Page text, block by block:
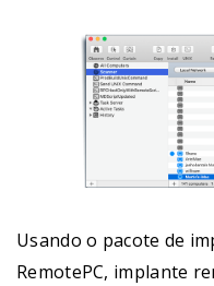
Usando o pacote de
RemotePC, implante